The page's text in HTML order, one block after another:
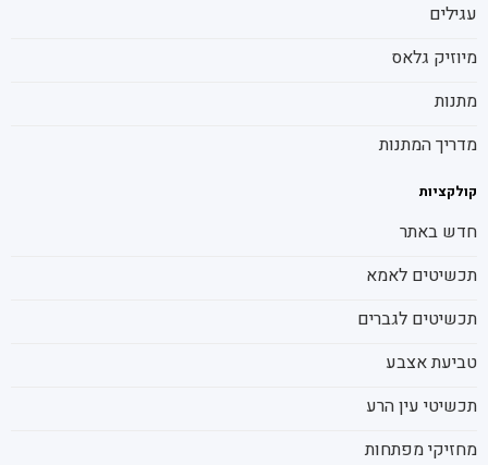
עגילים
מיוזיק גלאס
מתנות
מדריך המתנות
קולקציות
חדש באתר
תכשיטים לאמא
תכשיטים לגברים
טביעת אצבע
תכשיטי עין הרע
מחזיקי מפתחות